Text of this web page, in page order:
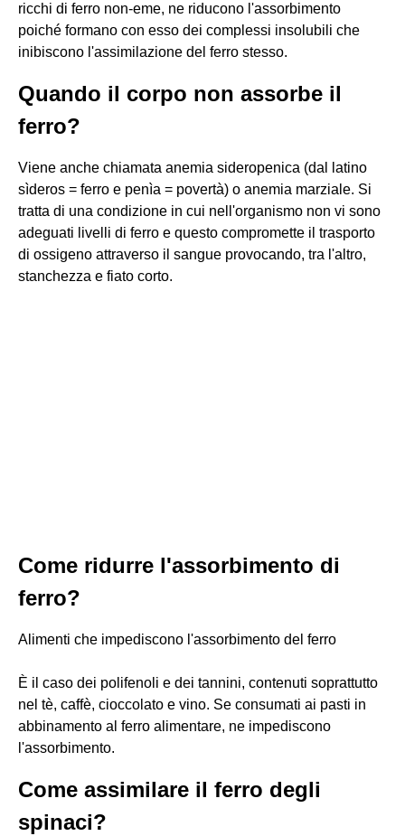
ricchi di ferro non-eme, ne riducono l'assorbimento
poiché formano con esso dei complessi insolubili che
inibiscono l'assimilazione del ferro stesso.
Quando il corpo non assorbe il
ferro?
Viene anche chiamata anemia sideropenica (dal latino
sìderos = ferro e penìa = povertà) o anemia marziale. Si
tratta di una condizione in cui nell'organismo non vi sono
adeguati livelli di ferro e questo compromette il trasporto
di ossigeno attraverso il sangue provocando, tra l'altro,
stanchezza e fiato corto.
Come ridurre l'assorbimento di
ferro?
Alimenti che impediscono l'assorbimento del ferro
È il caso dei polifenoli e dei tannini, contenuti soprattutto
nel tè, caffè, cioccolato e vino. Se consumati ai pasti in
abbinamento al ferro alimentare, ne impediscono
l'assorbimento.
Come assimilare il ferro degli
spinaci?